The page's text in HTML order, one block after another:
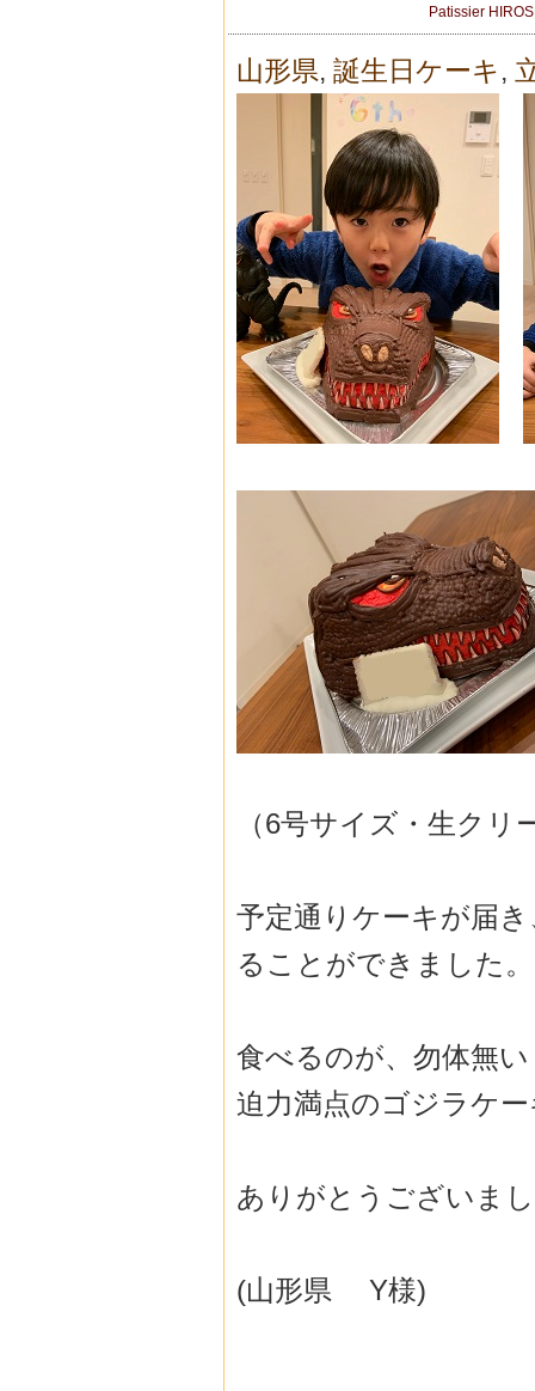
Patissier
山形県, 誕生日ケーキ ,
（6号サイズ・生クリ
予定通りケーキが届き
ることができました。
食べるのが、勿体無
迫力満点のゴジラケ
ありがとうございま
(山形県 Y様)